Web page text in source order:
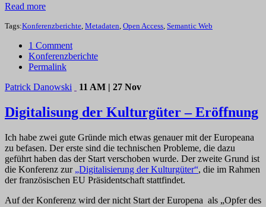
Read more
Tags:Konferenzberichte Metadaten Open Access Semantic Web
1 Comment
Konferenzberichte
Permalink
Patrick Danowski
11 AM | 27 Nov
Digitalisung der Kulturgüter – Eröffnung
Ich habe zwei gute Gründe mich etwas genauer mit der Europeana
zu befasen. Der erste sind die technischen Probleme, die dazu
geführt haben das der Start verschoben wurde. Der zweite Grund ist
die Konferenz zur „Digitalisierung der Kulturgüter“, die im Rahmen
der französischen EU Präsidentschaft stattfindet.
Auf der Konferenz wird der nicht Start der Europena als „Opfer des